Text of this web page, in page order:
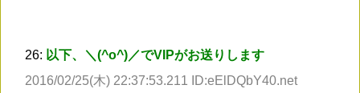
26: 以下、＼(^o^)／でVIPがお送りします
2016/02/25(木) 22:37:53.211 ID:eElDQbY40.net